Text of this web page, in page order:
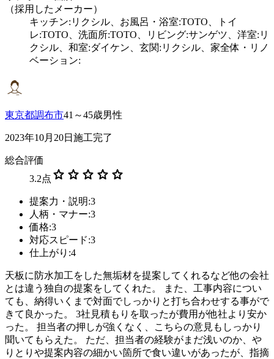
（採用したメーカー）
キッチン:リクシル、お風呂・浴室:TOTO、トイ
レ:TOTO、洗面所:TOTO、リビング:サンゲツ、洋室:リ
クシル、和室:ダイケン、玄関:リクシル、家全体・リノ
ベーション:
東京都調布市41～45歳男性
2023年10月20日施工完了
総合評価
3.2点 star star star star star
提案力・説明:3
人柄・マナー:3
価格:3
対応スピード:3
仕上がり:4
天板に防水加工をした無垢材を提案してくれるなど他の会社
とは違う独自の提案をしてくれた。 また、工事内容につい
ても、納得いくまで対面でしっかりと打ち合わせする事がで
きて良かった。 3社見積もりを取ったが費用が他社より安か
った。 担当者の押しが強くなく、こちらの意見もしっかり
聞いてもらえた。 ただ、担当者の経験がまだ浅いのか、や
りとりや提案内容の細かい箇所で食い違いがあったが、指摘